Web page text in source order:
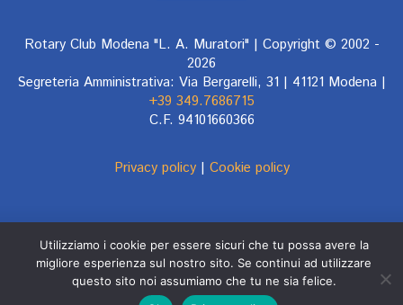
Rotary Club Modena "L. A. Muratori" | Copyright © 2002 -
2026
Segreteria Amministrativa: Via Bergarelli, 31 | 41121 Modena |
+39 349.7686715
C.F. 94101660366
Privacy policy| Cookie policy
Designed byOttomediaper
Utilizziamo i cookie per essere sicuri che tu possa avere la
migliore esperienza sul nostro sito. Se continui ad utilizzare
questo sito noi assumiamo che tu ne sia felice.